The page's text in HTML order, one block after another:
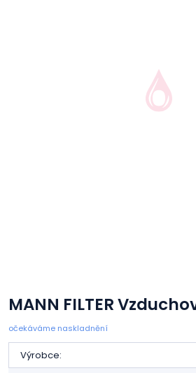
MANN FILTER
očekáváme naskladnění
Výrobce: